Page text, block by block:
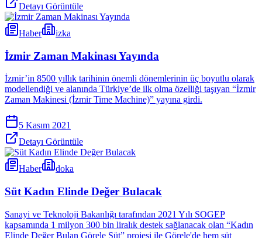
Detayı Görüntüle
Haber izka
İzmir Zaman Makinası Yayında
İzmir’in 8500 yıllık tarihinin önemli dönemlerinin üç boyutlu olarak
modellendiği ve alanında Türkiye’de ilk olma özelliği taşıyan “İzmir
Zaman Makinesi (İzmir Time Machine)” yayına girdi.
5 Kasım 2021
Detayı Görüntüle
Haber doka
Süt Kadın Elinde Değer Bulacak
Sanayi ve Teknoloji Bakanlığı tarafından 2021 Yılı SOGEP
kapsamında 1 milyon 300 bin liralık destek sağlanacak olan “Kadın
Elinde Değer Bulan Görele Süt” projesi ile Görele'de hem süt